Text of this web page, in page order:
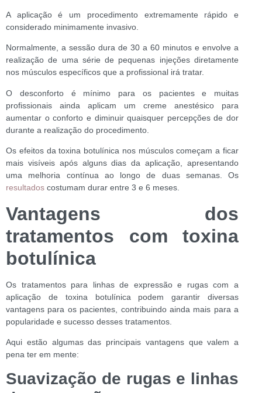
A aplicação é um procedimento extremamente rápido e
considerado minimamente invasivo.
Normalmente, a sessão dura de 30 a 60 minutos e envolve a
realização de uma série de pequenas injeções diretamente
nos músculos específicos que a profissional irá tratar.
O desconforto é mínimo para os pacientes e muitas
profissionais ainda aplicam um creme anestésico para
aumentar o conforto e diminuir quaisquer percepções de dor
durante a realização do procedimento.
Os efeitos da toxina botulínica nos músculos começam a ficar
mais visíveis após alguns dias da aplicação, apresentando
uma melhoria contínua ao longo de duas semanas. Os
resultados costumam durar entre 3 e 6 meses.
Vantagens dos
tratamentos com toxina
botulínica
Os tratamentos para linhas de expressão e rugas com a
aplicação de toxina botulínica podem garantir diversas
vantagens para os pacientes, contribuindo ainda mais para a
popularidade e sucesso desses tratamentos.
Aqui estão algumas das principais vantagens que valem a
pena ter em mente:
Suavização de rugas e linhas